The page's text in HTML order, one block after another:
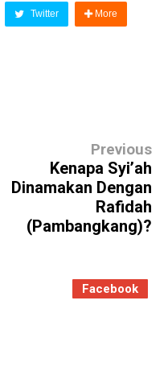
Twitter More
Previous
Kenapa Syi’ah
Dinamakan Dengan
Rafidah
(Pambangkang)?
Facebook